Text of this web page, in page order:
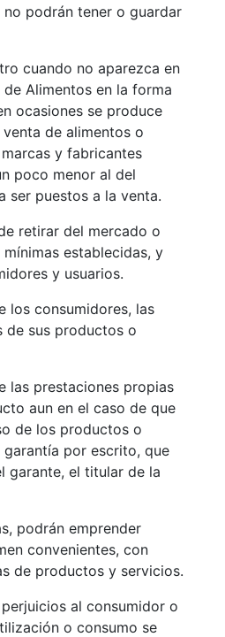
podrán tener o guardar
cuando no aparezca en
Alimentos en la forma
ocasiones se produce
de alimentos o
y fabricantes
poco menor al del
ser puestos a la venta.
retirar del mercado o
establecidas, y
y usuarios.
consumidores, las
de sus productos o
prestaciones propias
aun en el caso de que
de los productos o
por escrito, que
garante, el titular de la
podrán emprender
convenientes, con
de productos y servicios.
al consumidor o
o consumo se